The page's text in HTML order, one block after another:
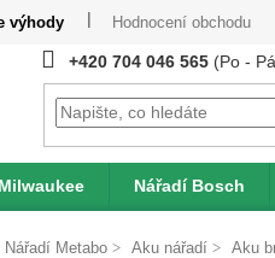
výhody Hodnocení obchodu
+420 704 046 565
Nářadí Bosch
Nářadí Metabo Aku nářadí Aku